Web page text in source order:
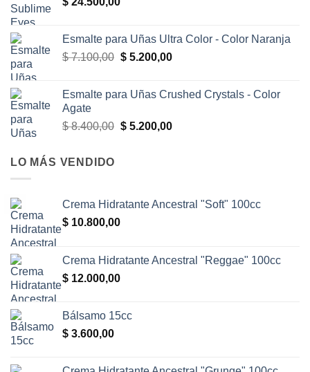
Esmalte para Uñas Ultra Color - Color Naranja
$7.100,00 El
era:
$5.200,00El
es:
Esmalte para Uñas Crushed Crystals - Color
Agate
$8.400,00 El
$5.200,00El
LO MÁS VENDIDO
Crema Hidratante Ancestral "Soft" 100cc
$ 10.800,00
Crema Hidratante Ancestral "Reggae" 100cc
$ 12.000,00
Bálsamo 15cc
$ 3.600,00